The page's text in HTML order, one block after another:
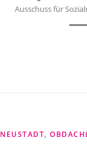
Ausschuss für
NEUSTADT,